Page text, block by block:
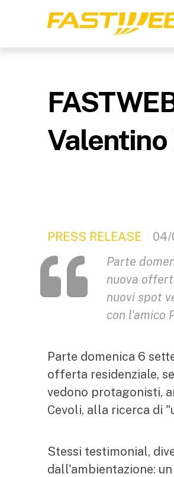
Valentino
PRESS RELEASE
Parte
nuova
nuovi spot
con l'amico
Parte domenica 6
offerta residenziale,
vedono protagonisti,
Cevoli, alla ricerca di
Stessi testimonial,
dall'ambientazione: